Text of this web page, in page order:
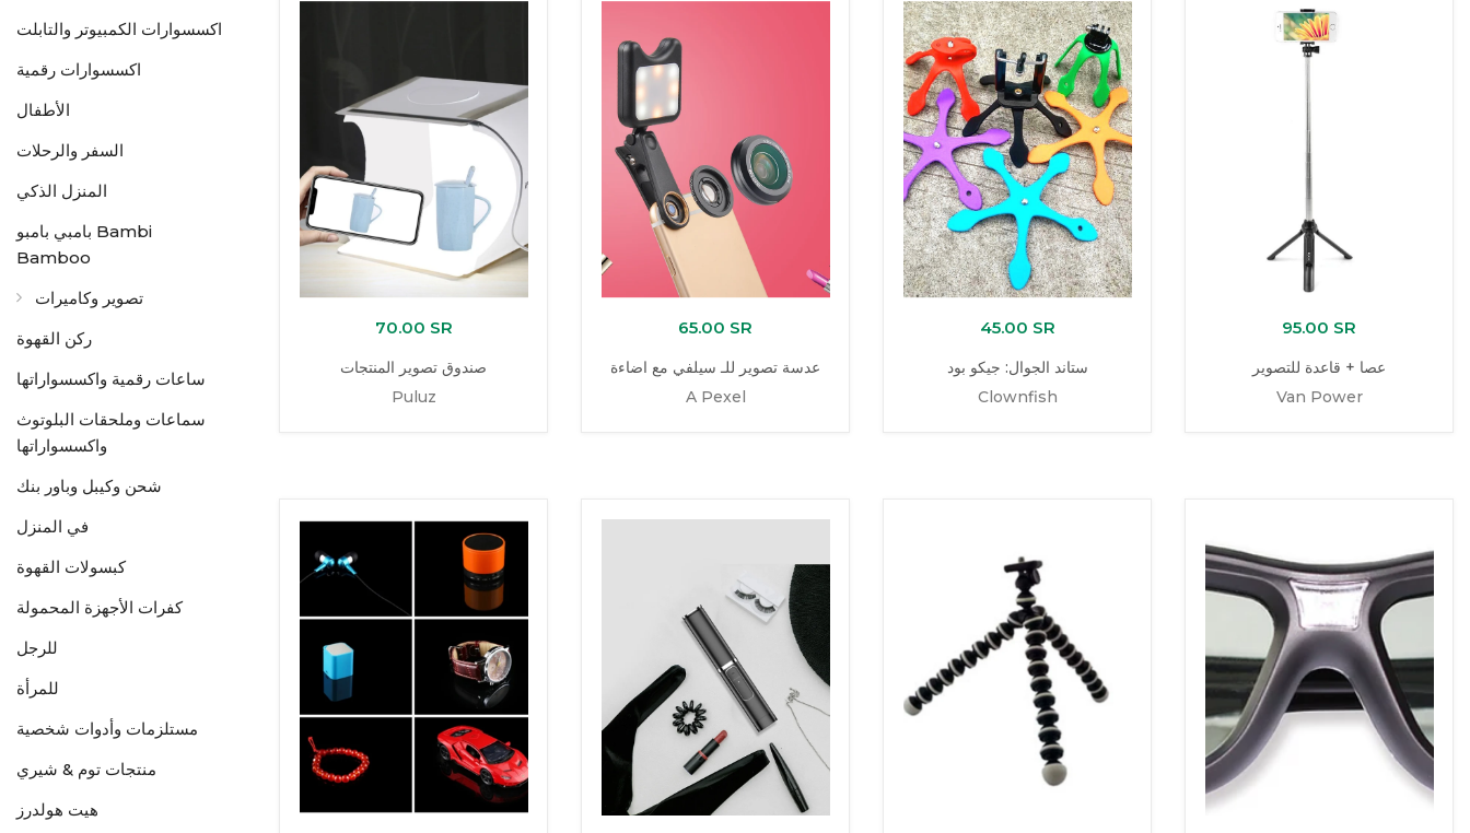
اكسسوارات الكمبيوتر والتابلت
اكسسوارات رقمية
الأطفال
السفر والرحلات
المنزل الذكي
بامبي بامبو Bambi
Bamboo
تصوير وكاميرات
ركن القهوة
ساعات رقمية واكسسواراتها
سماعات وملحقات البلوتوث
واكسسواراتها
شحن وكيبل وباور بنك
في المنزل
كبسولات القهوة
كفرات الأجهزة المحمولة
للرجل
للمرأة
مستلزمات وأدوات شخصية
منتجات توم & شيري
هيت هولدرز
70.00 SR
صندوق تصوير المنتجات
Puluz
65.00 SR
عدسة تصوير للـ سيلفي مع اضاءة
A Pexel
45.00 SR
ستاند الجوال: جيكو بود
Clownfish
95.00 SR
عصا + قاعدة للتصوير
Van Power